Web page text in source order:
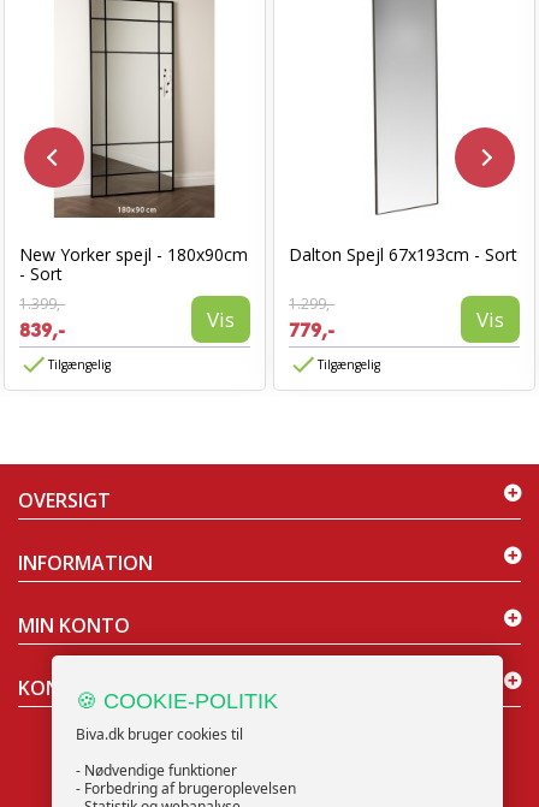
New Yorker spejl - 180x90cm
- Sort
1.399,-
839,- Vis
Tilgængelig
Dalton Spejl 67x193cm - Sort
1.299,-
779,- Vis
Tilgængelig
OVERSIGT
INFORMATION
MIN KONTO
KONTAKT OS
🍪 COOKIE-POLITIK
Biva.dk bruger cookies til
- Nødvendige funktioner
- Forbedring af brugeroplevelsen